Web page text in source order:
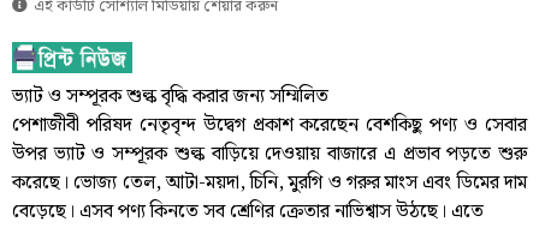
এই কার্ডটি সোশ্যাল মিডিয়ায় শেয়ার করুন
ভ্যাট ও সম্পূরক শুল্ক বৃদ্ধি করার জন্য সম্মিলিত
পেশাজীবী পরিষদ নেতৃবৃন্দ উদ্বেগ প্রকাশ করেছেন বেশকিছু পণ্য ও সেবার
উপর ভ্যাট ও সম্পূরক শুল্ক বাড়িয়ে দেওয়ায় বাজারে এ প্রভাব পড়তে শুরু
করেছে। ভোজ্য তেল, আটা-ময়দা, চিনি, মুরগি ও গরুর মাংস এবং ডিমের দাম
বেড়েছে। এসব পণ্য কিনতে সব শ্রেণির ক্রেতার নাভিশ্বাস উঠছে। এতে